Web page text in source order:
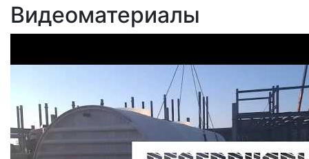
Видеоматериалы